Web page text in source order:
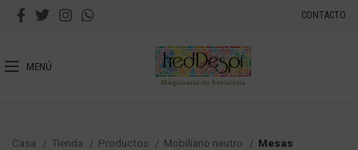
CONTACTO
MENÚ
Casa Tienda Productos Mobiliario neutro Mesas